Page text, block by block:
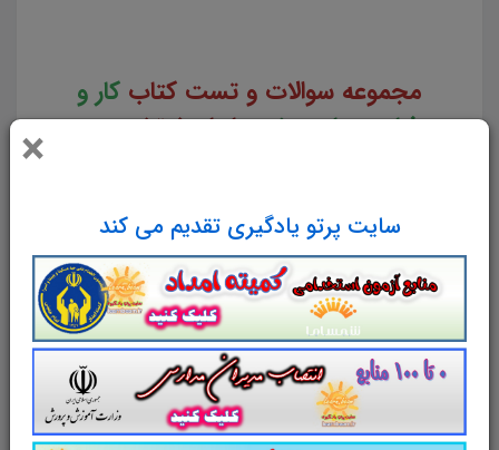
×
سایت پرتو یادگیری تقدیم می کند
مجموعه سوالات و تست کتاب کار و
فناوری پایه هفتم با پاسخ تشریحی
شامل150تست در62صفحهبا پاسخ تشریحی
در قالب فایلpdf. بهترین منبع برای آزمون های
استخدامی می باشد.جزوه سوالات تستی کتاب
کار و فناوری پایه هفتممطالب خوانده شده
داوطلبین آزمون استخدامی را نظم بخشیده و
منسجم می سازد. این مجموعه مرور سریع
داوطلب را سبب می شود و آگاهی های وی را